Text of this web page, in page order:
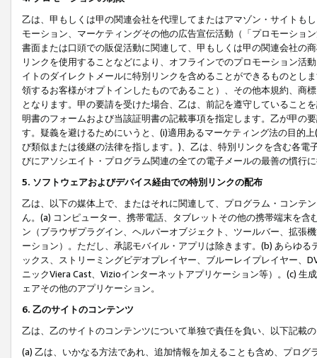
乙は、甲もしくは甲の関連会社を代理してまたはアマゾン・サイトも
モーション、マーケティングその他の広告宣伝活動（「プロモーショ
書面または口頭での販促活動に関連して、甲もしくは甲の関連会社の
リンクを使用することなどにより、オフラインでのプロモーション活
イトのダイレクトメールに特別リンクを含めることができるものとし
領するお客様がオプトインしたものであること）、その他本規約、商
となります。甲の要請を受けた場合、乙は、前記を遵守していること
明書のフォームおよび当該証明書の記載事項を指定します。乙が甲の
す。疑義を避けるためにいうと、(i)適用あるマーケティング法の目的
び類似または後継の法律を指します。)、乙は、特別リンクを含む各
びにアソシエイト・プログラム関連の全ての電子メールの最善の慣行
5. ソフトウェアおよびデバイス経由での特別リンクの配布
乙は、以下の媒体上で、またはそれに関連して、プログラム・コンテ
ん。(a) コンピューター、携帯電話、タブレットその他の携帯端末を
ン（ブラウザプラグイン、ヘルパーオブジェクト、ツールバー、拡張
ーション）。ただし、承認モバイル・アプリは除きます。(b) あらゆ
ックス、ストリーミングビデオプレイヤー、ブルーレイプレイヤー、
ニックViera Cast、Vizioインターネットアプリケーション等）。(c)
ェアその他のアプリケーション。
6. 乙のサイトのコンテンツ
乙は、乙のサイトのコンテンツについて単独で責任を負い、以下記載
(a) 乙は、いかなる方法であれ、追加情報を加えることも含め、プロ